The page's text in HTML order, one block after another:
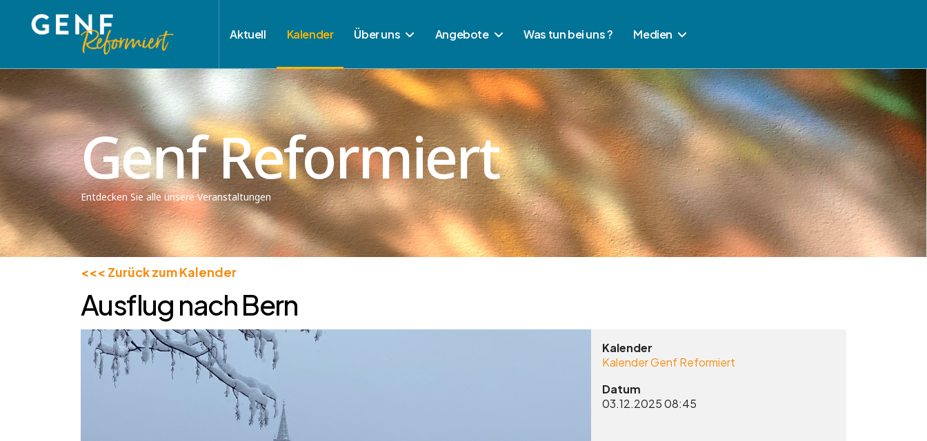
Aktuell Kalender Über uns Angebote Was tun bei uns ? Medien
Genf Reformiert
Entdecken Sie alle unsere Veranstaltungen
<<< Zurück zum Kalender
Ausflug nach Bern
Kalender
Kalender Genf Reformiert
Datum
03.12.202508:45